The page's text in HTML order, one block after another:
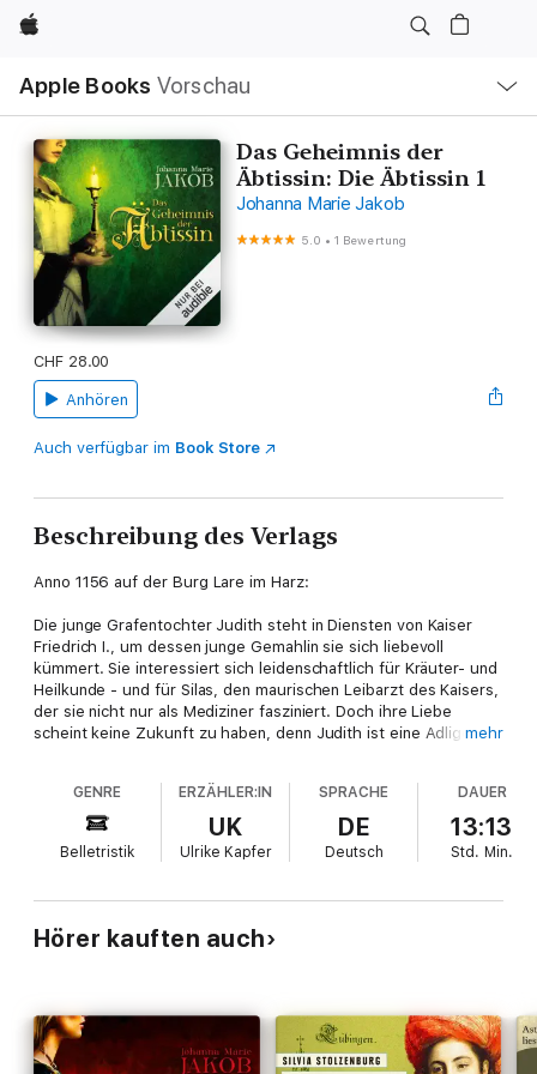
Apple
Apple Books Vorschau
Navigation
Menü
öffnen
Das Geheimnis der
Äbtissin: Die Äbtissin 1
Johanna Marie Jakob
5.0 •1 Bewertung
CHF 28.00
Anhören
Auch verfügbar im Book Store
Beschreibung des Verlags
Anno 1156 auf der Burg Lare im Harz:
Die junge Grafentochter Judith steht in Diensten von Kaiser
Friedrich I., um dessen junge Gemahlin sie sich liebevoll
kümmert. Sie interessiert sich leidenschaftlich für Kräuter- und
Heilkunde - und für Silas, den maurischen Leibarzt des Kaisers,
der sie nicht nur als Mediziner fasziniert. Doch ihre Liebe
scheint keine Zukunft zu haben, denn Judith ist eine Adlige und
bei Audible.
mehr
GENRE
Belletristik
ERZÄHLER:IN
UK
Ulrike Kapfer
SPRACHE
DE
Deutsch
DAUER
13:13
Std. Min.
Hörer kauften auch